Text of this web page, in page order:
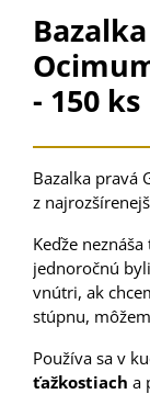
- 150 ks
Bazalka pravá
z
Keďže
jednoročnú
vnútri, ak
stúpnu,
Používa sa v
ťažkostiach a